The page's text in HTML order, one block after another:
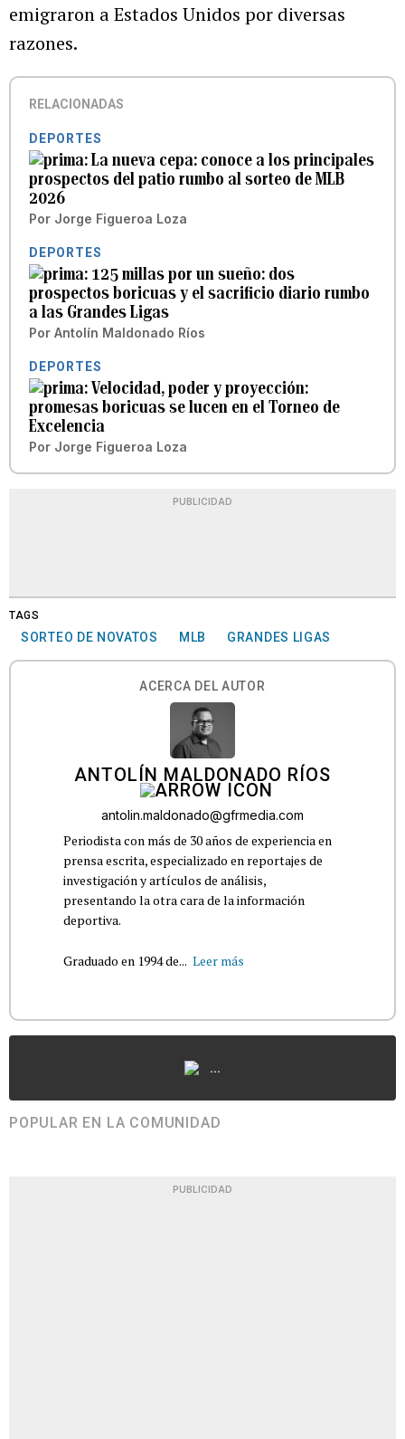
emigraron a Estados Unidos por diversas
razones.
RELACIONADAS
DEPORTES
La nueva cepa: conoce a los principales
prospectos del patio rumbo al sorteo de MLB
2026
Por Jorge Figueroa Loza
DEPORTES
125 millas por un sueño: dos
prospectos boricuas y el sacrificio diario rumbo
a las Grandes Ligas
Por Antolín Maldonado Ríos
DEPORTES
Velocidad, poder y proyección:
promesas boricuas se lucen en el Torneo de
Excelencia
Por Jorge Figueroa Loza
PUBLICIDAD
TAGS
SORTEO DE NOVATOS MLB GRANDES LIGAS
ACERCA DEL AUTOR
ANTOLÍN MALDONADO RÍOS
antolin.maldonado@gfrmedia.com
Periodista con más de 30 años de experiencia en
prensa escrita, especializado en reportajes de
investigación y artículos de análisis,
presentando la otra cara de la información
deportiva.
Graduado en 1994 de... Leer más
...
POPULAR EN LA COMUNIDAD
PUBLICIDAD